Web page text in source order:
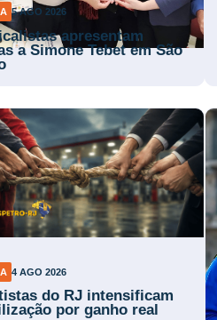
5 AGO 2026
apresentam
a Simone Tebet em São
4 AGO 2026
do RJ intensificam
por ganho real